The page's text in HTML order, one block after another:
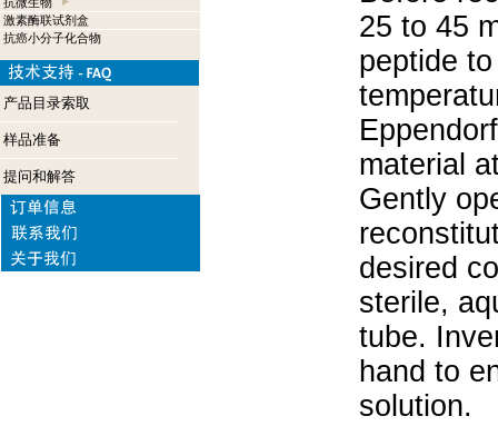
激素酶联试剂盒
抗癌小分子化合物
产品目录索取
样品准备
提问和解答
25 to 45
peptide
material
Gently
desired
sterile,
tube.
hand to
solution.